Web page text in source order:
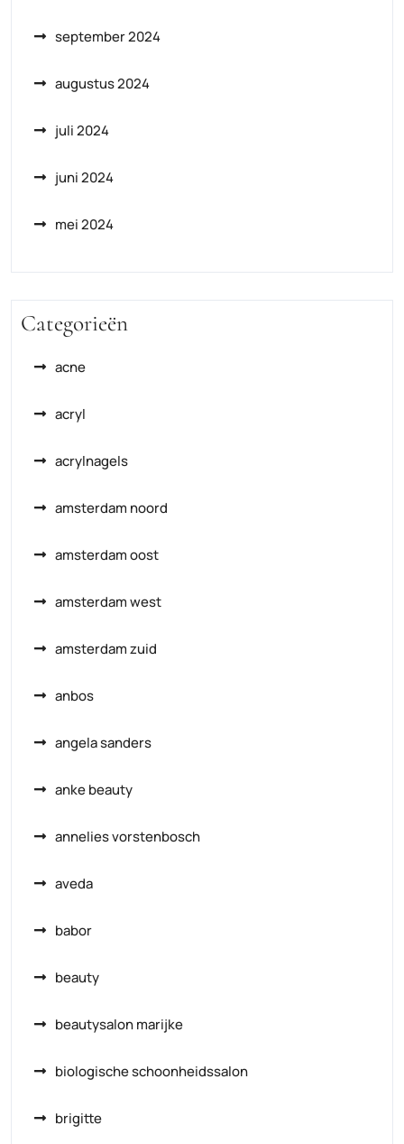
september 2024
augustus 2024
juli 2024
juni 2024
mei 2024
Categorieën
acne
acryl
acrylnagels
amsterdam noord
amsterdam oost
amsterdam west
amsterdam zuid
anbos
angela sanders
anke beauty
annelies vorstenbosch
aveda
babor
beauty
beautysalon marijke
biologische schoonheidssalon
brigitte